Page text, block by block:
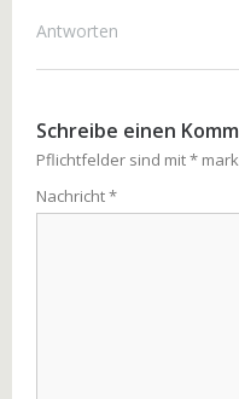
Antworten
Schreibe einen
Pflichtfelder sind mit*
Nachricht*